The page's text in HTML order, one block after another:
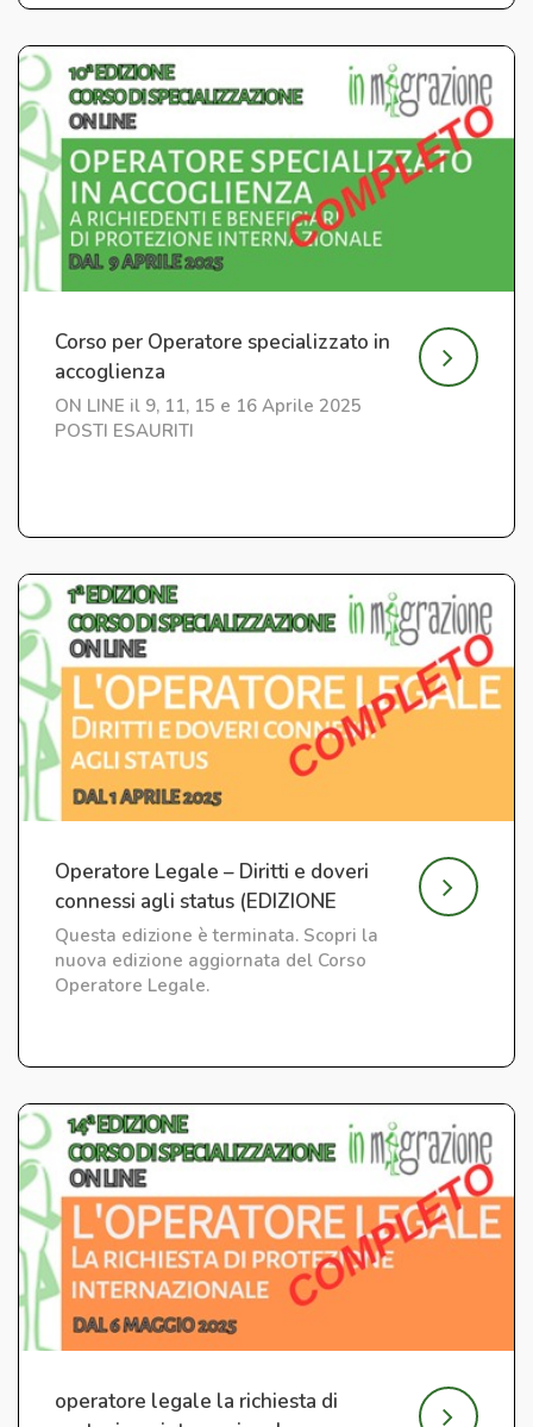
Corso per Operatore specializzato in
accoglienza
ON LINE il 9, 11, 15 e 16 Aprile 2025
POSTI ESAURITI
Operatore Legale – Diritti e doveri
connessi agli status (EDIZIONE
CONCLUSA)
Questa edizione è terminata. Scopri la
nuova edizione aggiornata del Corso
Operatore Legale.
operatore legale la richiesta di